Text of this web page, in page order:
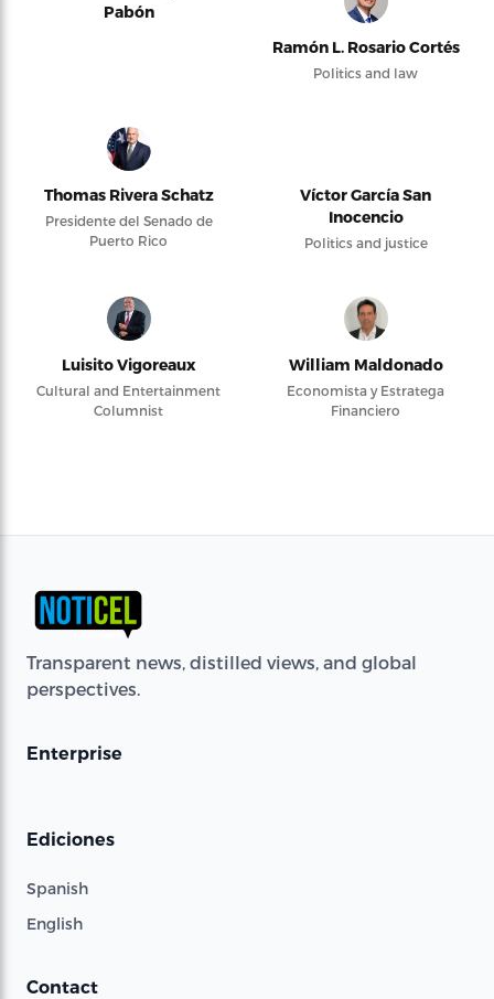
Pabón
Ramón L. Rosario Cortés
Politics and law
Thomas Rivera Schatz
Presidente del Senado de
Puerto Rico
Víctor García San
Inocencio
Politics and justice
Luisito Vigoreaux
Cultural and Entertainment
Columnist
William Maldonado
Economista y Estratega
Financiero
Transparent news, distilled views, and global
perspectives.
Enterprise
Ediciones
Spanish
English
Contact